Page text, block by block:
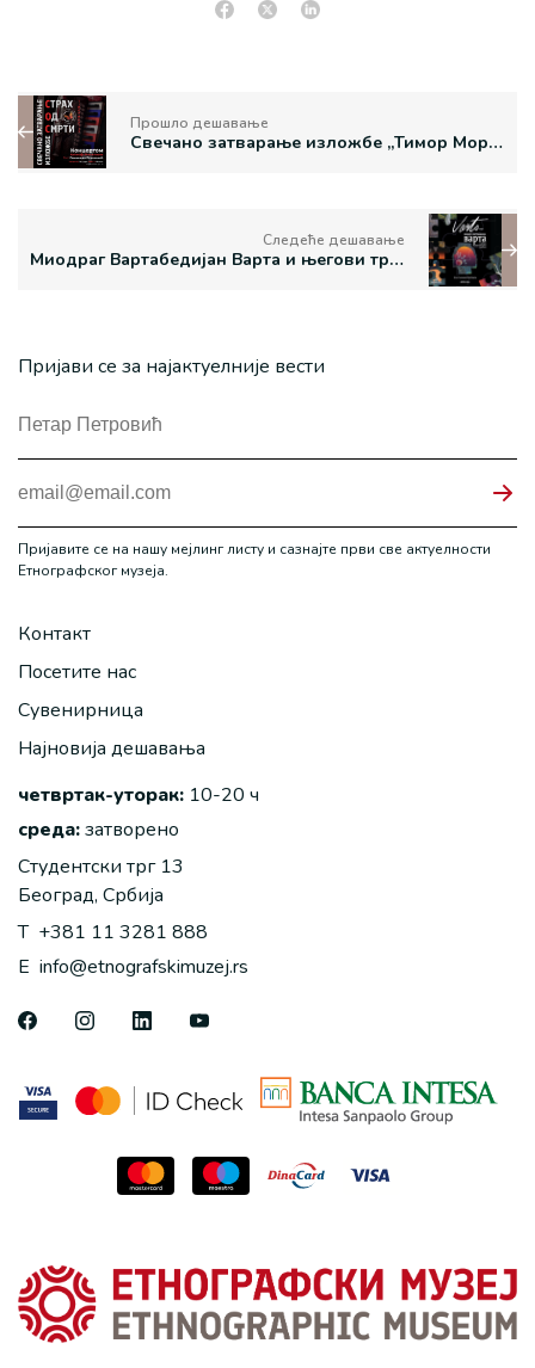
Прошло дешавање
Свечано затварање изложбе „Тимор Мортис: Страх од смрти”
Следеће дешавање
Mиодраг Вартабедијан Варта и његови традиционални симболи
Пријави се за најактуелније вести
Пријавите се на нашу мејлинг листу и сазнајте први све актуелности
Етнографског музеја.
Контакт
Посетите нас
Сувенирница
Најновија дешавања
четвртак-уторак: 10-20 ч
среда:затворено
Студентски трг 13
Београд, Србија
T +381 11 3281 888
E info@etnografskimuzej.rs